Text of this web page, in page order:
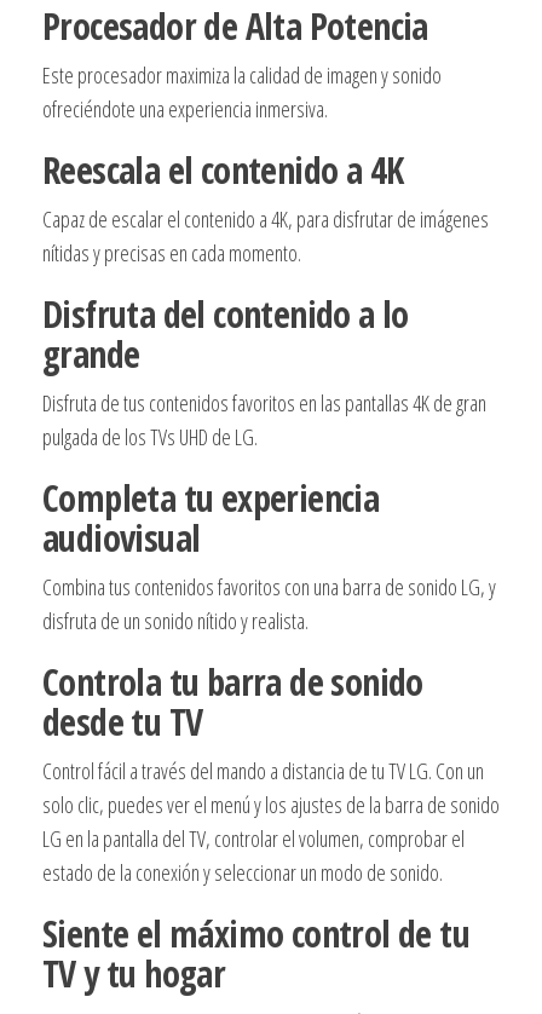
Procesador de Alta Potencia
Este procesador maximiza la calidad de imagen y sonido
ofreciéndote una experiencia inmersiva.
Reescala el contenido a 4K
Capaz de escalar el contenido a 4K, para disfrutar de imágenes
nítidas y precisas en cada momento.
Disfruta del contenido a lo
grande
Disfruta de tus contenidos favoritos en las pantallas 4K de gran
pulgada de los TVs UHD de LG.
Completa tu experiencia
audiovisual
Combina tus contenidos favoritos con una barra de sonido LG, y
disfruta de un sonido nítido y realista.
Controla tu barra de sonido
desde tu TV
Control fácil a través del mando a distancia de tu TV LG. Con un
solo clic, puedes ver el menú y los ajustes de la barra de sonido
LG en la pantalla del TV, controlar el volumen, comprobar el
estado de la conexión y seleccionar un modo de sonido.
Siente el máximo control de tu
TV y tu hogar